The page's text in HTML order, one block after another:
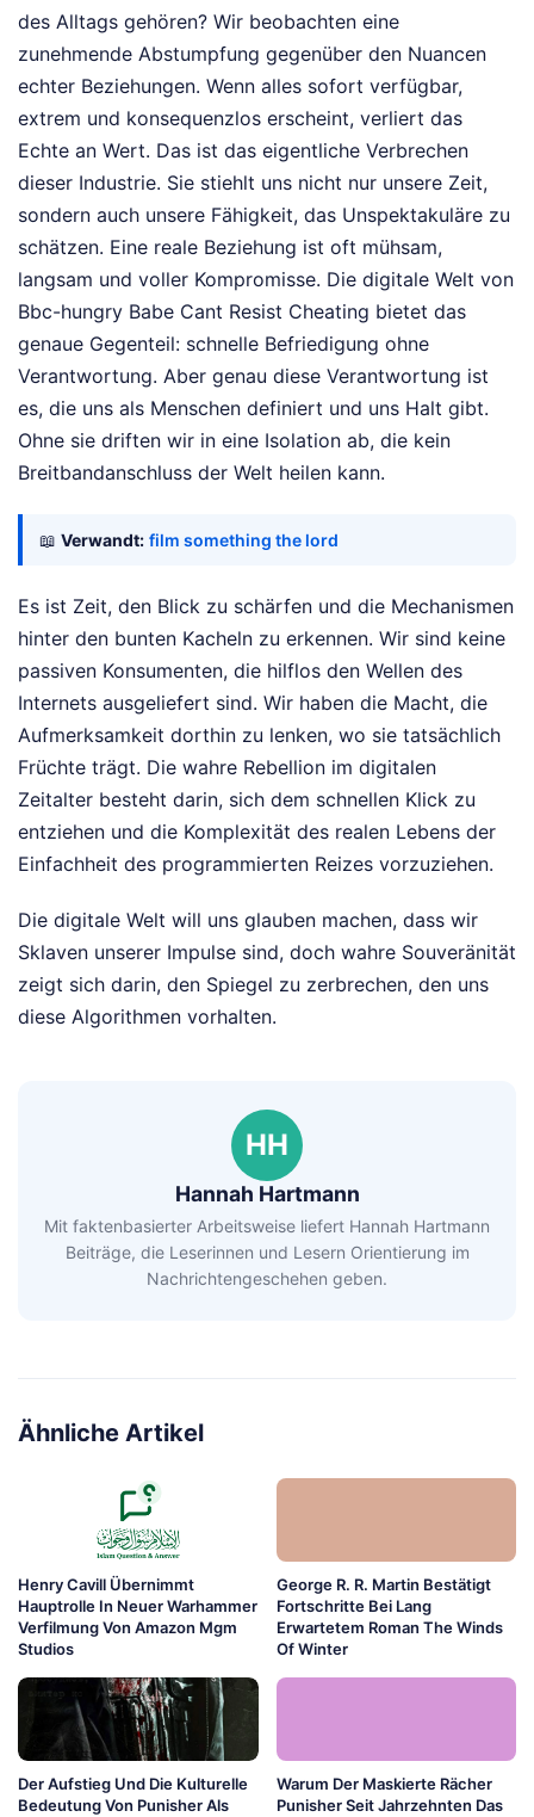
des Alltags gehören? Wir beobachten eine
zunehmende Abstumpfung gegenüber den Nuancen
echter Beziehungen. Wenn alles sofort verfügbar,
extrem und konsequenzlos erscheint, verliert das
Echte an Wert. Das ist das eigentliche Verbrechen
dieser Industrie. Sie stiehlt uns nicht nur unsere Zeit,
sondern auch unsere Fähigkeit, das Unspektakuläre zu
schätzen. Eine reale Beziehung ist oft mühsam,
langsam und voller Kompromisse. Die digitale Welt von
Bbc-hungry Babe Cant Resist Cheating bietet das
genaue Gegenteil: schnelle Befriedigung ohne
Verantwortung. Aber genau diese Verantwortung ist
es, die uns als Menschen definiert und uns Halt gibt.
Ohne sie driften wir in eine Isolation ab, die kein
Breitbandanschluss der Welt heilen kann.
📖 Verwandt: film something the lord
Es ist Zeit, den Blick zu schärfen und die Mechanismen
hinter den bunten Kacheln zu erkennen. Wir sind keine
passiven Konsumenten, die hilflos den Wellen des
Internets ausgeliefert sind. Wir haben die Macht, die
Aufmerksamkeit dorthin zu lenken, wo sie tatsächlich
Früchte trägt. Die wahre Rebellion im digitalen
Zeitalter besteht darin, sich dem schnellen Klick zu
entziehen und die Komplexität des realen Lebens der
Einfachheit des programmierten Reizes vorzuziehen.
Die digitale Welt will uns glauben machen, dass wir
Sklaven unserer Impulse sind, doch wahre Souveränität
zeigt sich darin, den Spiegel zu zerbrechen, den uns
diese Algorithmen vorhalten.
HH
Hannah Hartmann
Mit faktenbasierter Arbeitsweise liefert Hannah Hartmann
Beiträge, die Leserinnen und Lesern Orientierung im
Nachrichtengeschehen geben.
Ähnliche Artikel
Henry Cavill Übernimmt
Hauptrolle In Neuer Warhammer
Verfilmung Von Amazon Mgm
Studios
George R. R. Martin Bestätigt
Fortschritte Bei Lang
Erwartetem Roman The Winds
Of Winter
Der Aufstieg Und Die Kulturelle
Bedeutung Von Punisher Als
Warum Der Maskierte Rächer
Punisher Seit Jahrzehnten Das